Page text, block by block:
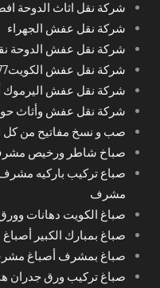
شركة نقل اثاث الدوحة
شركة نقل عفش الجهراء
شركة نقل عفش الدوحة
شركة نقل عفش الكويت50993677
شركة نقل عفش
شركة نقل عفش وأثاث
صب و نسخ مفاتيح من كل
صباخ شاطر ورخيص
صباع تركيب باركيه
مشرف
صباغ الكويت دهانات
صباغ بمبارك الكبير أصباغ مبارك
صباغ بمشرف أصباغ
صباغ تركيب ورق جدران